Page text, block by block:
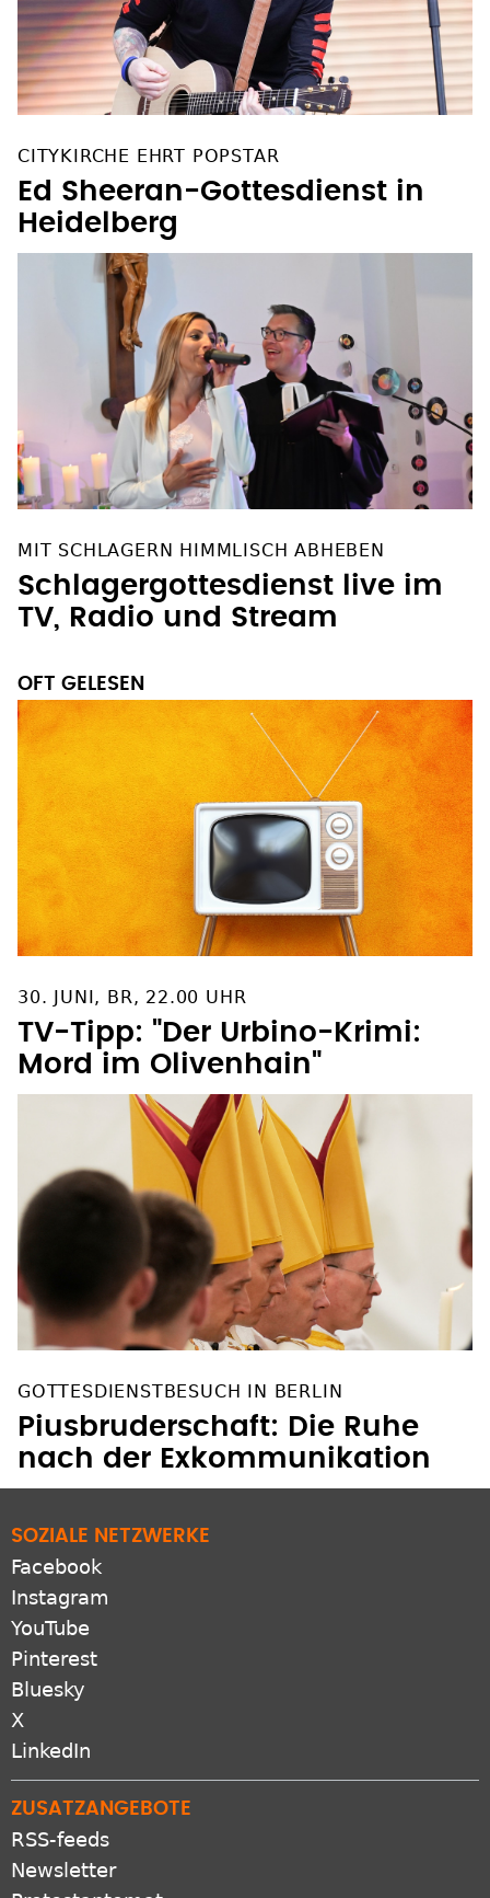
CITYKIRCHE EHRT POPSTAR
Ed Sheeran-Gottesdienst in
Heidelberg
MIT SCHLAGERN HIMMLISCH ABHEBEN
Schlagergottesdienst live im
TV, Radio und Stream
OFT GELESEN
30. JUNI, BR, 22.00 UHR
TV-Tipp: "Der Urbino-Krimi:
Mord im Olivenhain"
GOTTESDIENSTBESUCH IN BERLIN
Piusbruderschaft: Die Ruhe
nach der Exkommunikation
SOZIALE NETZWERKE
Facebook
Instagram
YouTube
Pinterest
Bluesky
X
LinkedIn
ZUSATZANGEBOTE
RSS-feeds
Newsletter